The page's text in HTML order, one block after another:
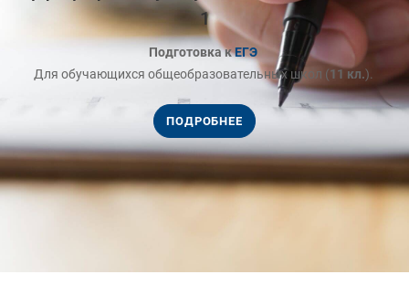
1
Подготовка кЕГЭ
Для обучающихся общеобразовательных школ (11 кл.).
ПОДРОБНЕЕ